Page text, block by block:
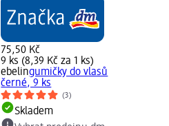
75,50 Kč
9 ks (8,39 Kč za 1 ks)
ebelingumičky do vlasů
černé, 9 ks
(3)
Skladem